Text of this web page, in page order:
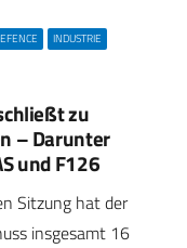
INDUSTRIE
zu
– Darunter
und F126
Sitzung hat der
insgesamt 16